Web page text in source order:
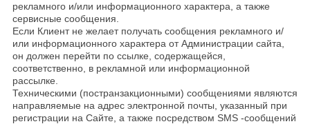
рекламного и/или информационного характера, а также
сервисные сообщения.
Если Клиент не желает получать сообщения рекламного и/
или информационного характера от Администрации сайта,
он должен перейти по ссылке, содержащейся,
соответственно, в рекламной или информационной
рассылке.
Техническими (постранзакционными) сообщениями являются
направляемые на адрес электронной почты, указанный при
регистрации на Сайте, а также посредством SMS -сообщений